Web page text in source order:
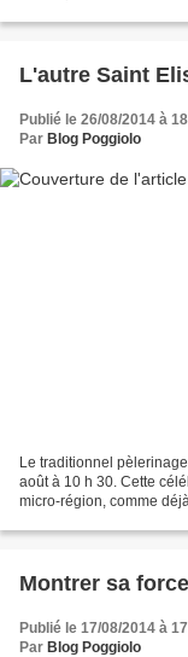
L'autre Saint
Publié le 26/08/2014 à
Par Blog Poggiolo
Le traditionnel
août à 10 h 30. Cette
micro-région, comme
Montrer sa
Publié le 17/08/2014 à
Par Blog Poggiolo